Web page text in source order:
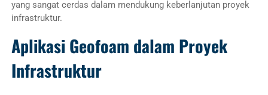
yang sangat cerdas dalam mendukung keberlanjutan proyek
infrastruktur.
Aplikasi Geofoam dalam Proyek
Infrastruktur